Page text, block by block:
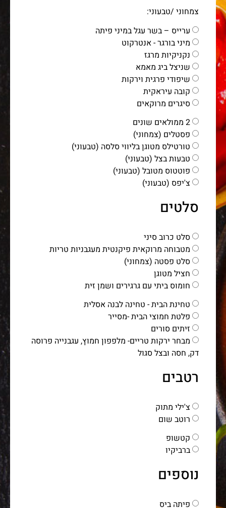
צמחוני /טבעוני:
ערייס – בשר עגל במיני פיתה
מיני בורגר - אנטרקוט
נקניקיות מרגז
שניצל ביג מאמא
שיפודי פרגית וירקות
קובה עיראקית
סיגרים מרוקאים
2 ממולאים שונים
פסטלים (צמחוני)
טורטילס מטוגן בליווי סלסה (טבעוני)
טבעות בצל (טבעוני)
פוטטוס מטובל (טבעוני)
צ'יפס (טבעוני)
סלטים
סלט כרוב סיני
מטבוחה מרוקאית פיקנטית מעגבניות טריות
סלט פסטה (צמחוני)
חציל מטוגן
חומוס ביתי עם גרגירים ושמן זית
טחינת הבית - טחינה לבנה אסלית
פלטת חמוצי הבית -מסייר
זיתים סורים
מבחר ירקות טריים- מלפפון חמוץ, עגבנייה פרוסה
דק, חסה ובצל סגול
רטבים
צ'ילי מתוק
רוטב שום
קטשופ
ברביקיו
נוספים
פיתה ביס